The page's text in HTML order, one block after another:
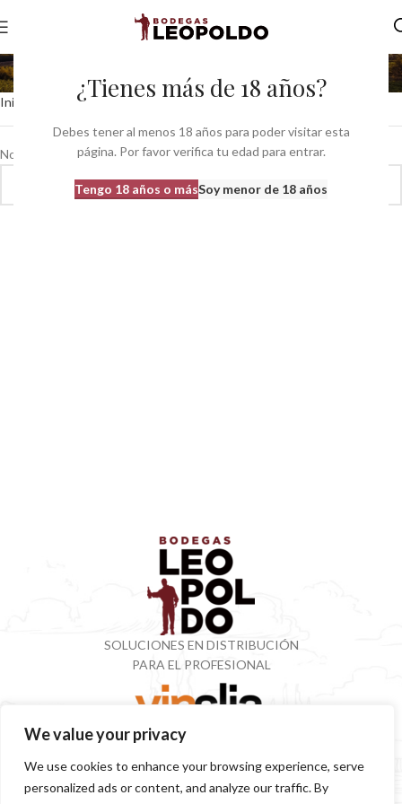
¿Tienes más de 18 años?
Debes tener al menos 18 años para poder visitar esta
página. Por favor verifica tu edad para entrar.
Tengo 18 años o másSoy menor de 18 años
We value your privacy
We use cookies to enhance your browsing experience, serve
personalized ads or content, and analyze our traffic. By
rock
Inicio Productos etiquetados “rock”
No se han encontrado productos que coincidan con tu selección.
SOLUCIONES EN DISTRIBUCIÓN
PARA EL PROFESIONAL
EN VINOS Y DESTILADOS